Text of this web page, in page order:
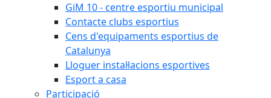
GiM 10 - centre esportiu municipal
Contacte clubs esportius
Cens d'equipaments esportius de
Catalunya
Lloguer instal·lacions esportives
Esport a casa
Participació